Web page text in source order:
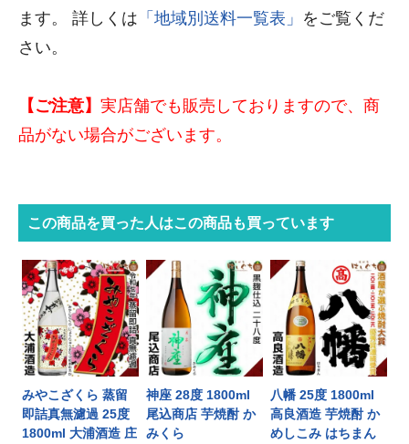
ます。 詳しくは 「地域別送料一覧表」 をご覧くだ
さい。
【ご注意】 実店舗でも販売しておりますので、商
品がない場合がございます。
この商品を買った人はこの商品も買っています
みやこざくら 蒸留
即詰真無濾過 25度
1800ml 大浦酒造 庄
神座 28度 1800ml
尾込商店 芋焼酎 か
みくら
八幡 25度 1800ml
高良酒造 芋焼酎 か
めしこみ はちまん